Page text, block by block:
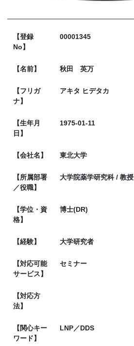
【登録
No】
00001345
【名前】 秋田 英万
【フリガ
ナ】
アキタ ヒデタカ
【生年月
日】
1975-01-11
【会社名】 東北大学
【所属部署
／役職】
大学院薬学研究科 / 教授
【学位・資
格】
博士(DR)
【経験】 大学研究者
【対応可能
サービス】
セミナー
【対応方
法】
【関心キー
ワード】
LNP／DDS